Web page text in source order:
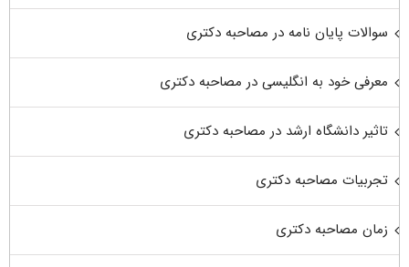
سوالات پایان نامه در مصاحبه دکتری
معرفی خود به انگلیسی در مصاحبه دکتری
تاثیر دانشگاه ارشد در مصاحبه دکتری
تجربیات مصاحبه دکتری
زمان مصاحبه دکتری